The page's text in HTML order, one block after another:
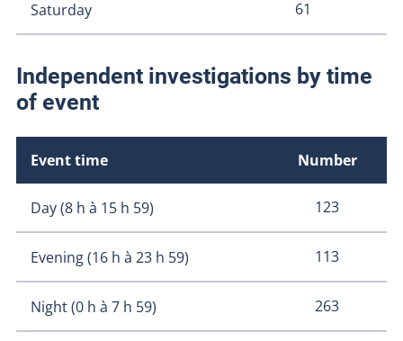
Saturday 61
Independent investigations by time
of event
Event time Number
Day (8 h à 15 h 59) 123
Evening (16 h à 23 h 59) 113
Night (0 h à 7 h 59) 263